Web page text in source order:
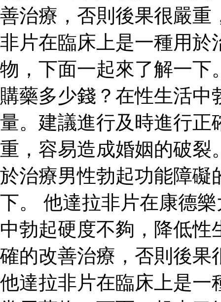
善治療，否則後果很嚴重
非片在臨床上是一種用於
物，下面一起來了解一下
購藥多少錢？在性生活
量。建議進行及時進行正
重，容易造成婚姻的破裂
於治療男性勃起功能障礙
下。 他達拉非片在康德
中勃起硬度不夠，降低
確的改善治療，否則後果
他達拉非片在臨床上是一